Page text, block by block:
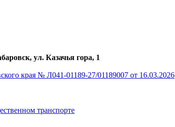
ул. Казачья гора, 1
края № Л041-01189-27/01189007 от 16.03.2026
транспорте